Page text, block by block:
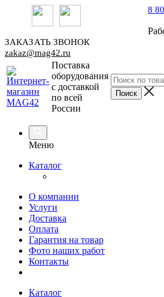
8
ЗАКАЗАТЬ ЗВОНОК
zakaz@mag42.ru
Поставка
оборудования
с доставкой
по всей
России
Меню
Каталог
О компании
Услуги
Доставка
Оплата
Гарантия на товар
Фото наших работ
Контакты
Каталог